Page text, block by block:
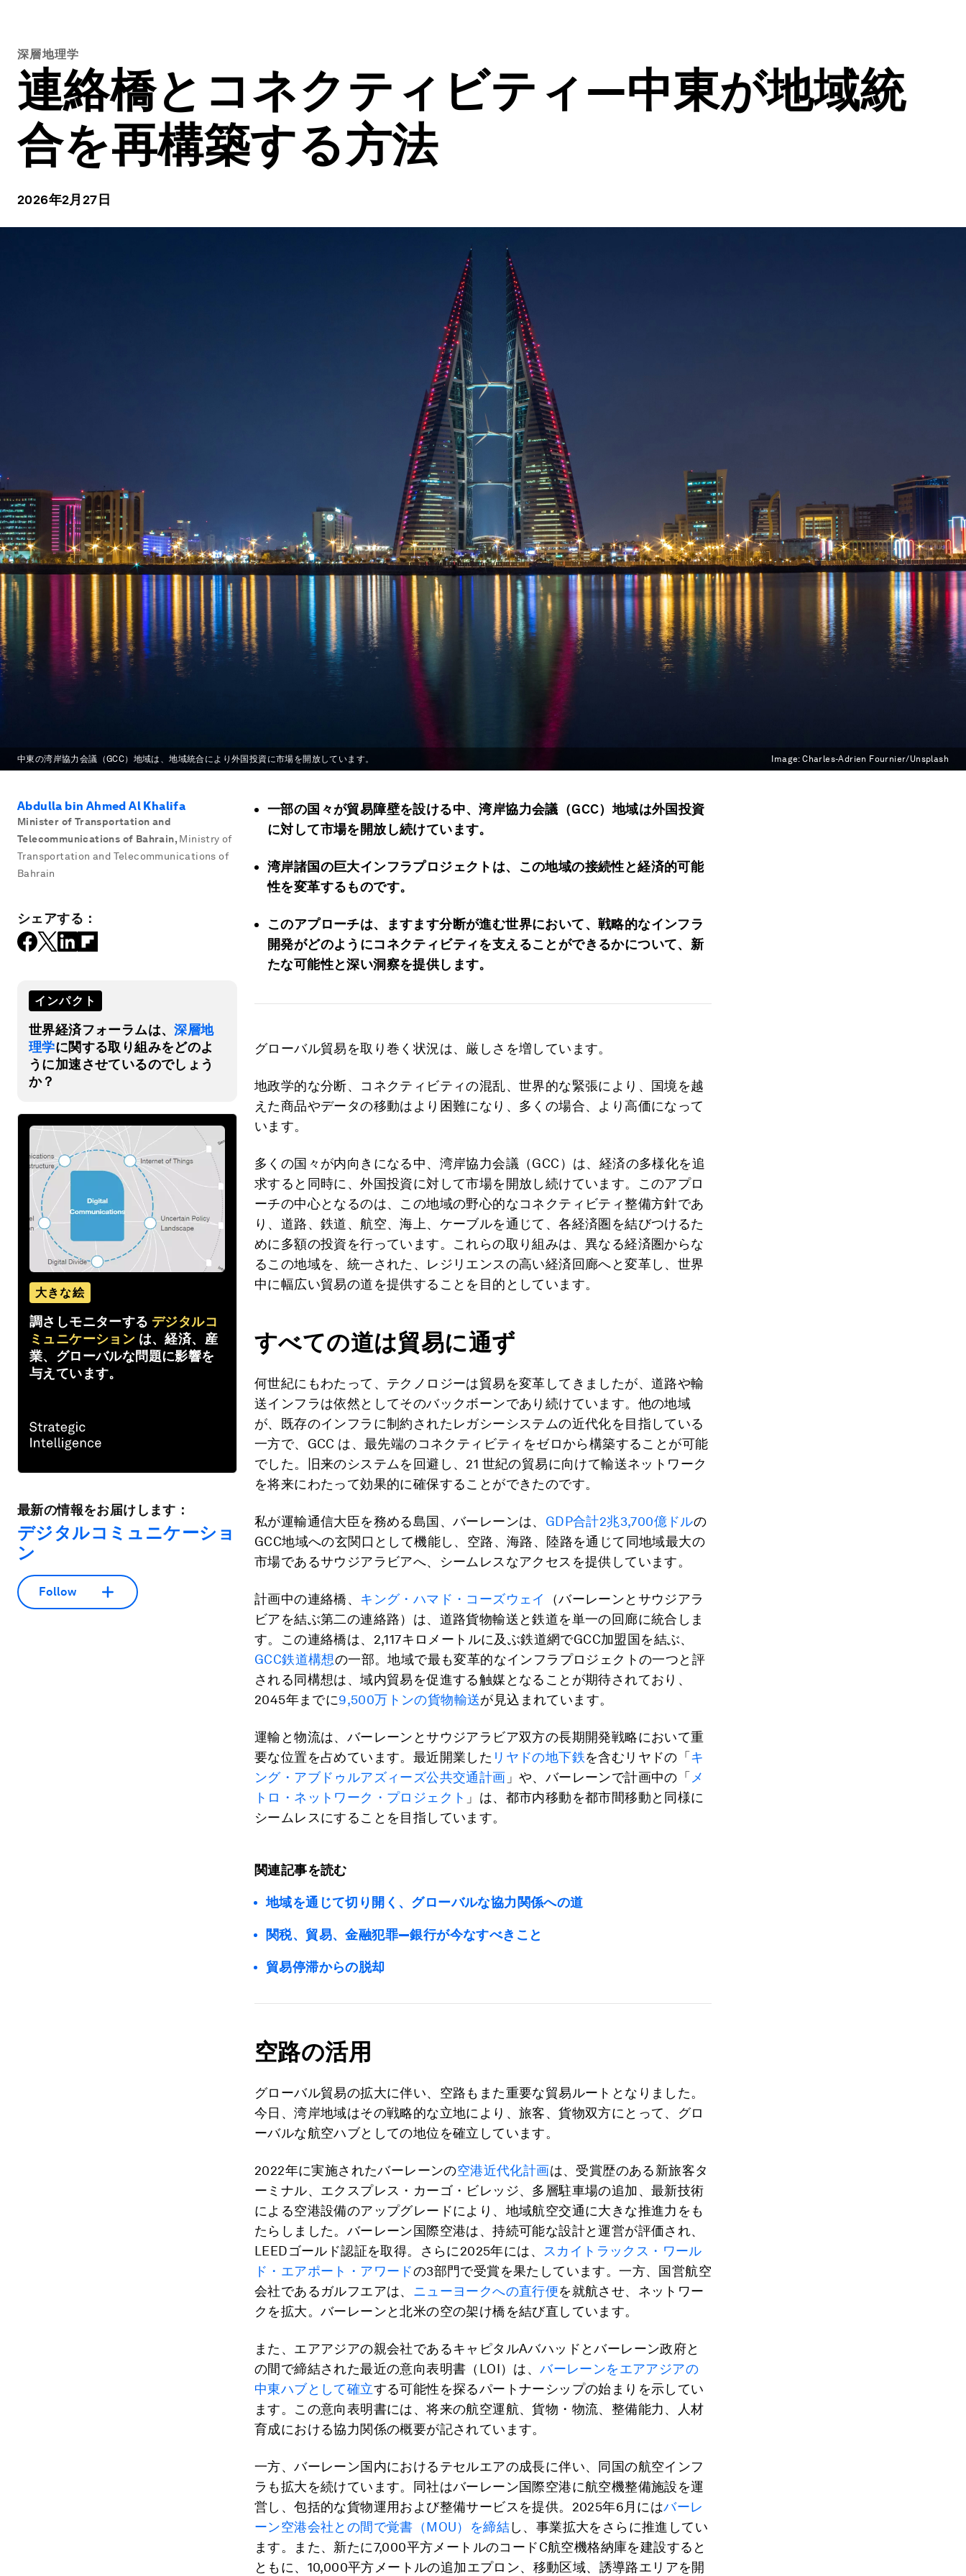
深層地理学
連絡橋とコネクティビティ―中東が地域統
合を再構築する方法
2026年2月27日
中東の湾岸協力会議（GCC）地域は、地域統合により外国投資に市場を開放しています。 Image:Charles-Adrien Fournier/Unsplash
Abdulla bin Ahmed Al Khalifa
Minister of Transportation and
Telecommunications of Bahrain, Ministry of
Transportation and Telecommunications of
Bahrain
シェアする：
インパクト
世界経済フォーラムは、深層地
理学に関する取り組みをどのよ
うに加速させているのでしょう
か？
大きな絵
調さしモニターする デジタルコ
ミュニケーション は、経済、産
業、グローバルな問題に影響を
与えています。
最新の情報をお届けします：
デジタルコミュニケーショ
ン
Follow
一部の国々が貿易障壁を設ける中、湾岸協力会議（GCC）地域は外国投資
に対して市場を開放し続けています。
湾岸諸国の巨大インフラプロジェクトは、この地域の接続性と経済的可能
性を変革するものです。
このアプローチは、ますます分断が進む世界において、戦略的なインフラ
開発がどのようにコネクティビティを支えることができるかについて、新
たな可能性と深い洞察を提供します。
グローバル貿易を取り巻く状況は、厳しさを増しています。
地政学的な分断、コネクティビティの混乱、世界的な緊張により、国境を越
えた商品やデータの移動はより困難になり、多くの場合、より高価になって
います。
多くの国々が内向きになる中、湾岸協力会議（GCC）は、経済の多様化を追
求すると同時に、外国投資に対して市場を開放し続けています。このアプロ
ーチの中心となるのは、この地域の野心的なコネクティビティ整備方針であ
り、道路、鉄道、航空、海上、ケーブルを通じて、各経済圏を結びつけるた
めに多額の投資を行っています。これらの取り組みは、異なる経済圏からな
るこの地域を、統一された、レジリエンスの高い経済回廊へと変革し、世界
中に幅広い貿易の道を提供することを目的としています。
すべての道は貿易に通ず
何世紀にもわたって、テクノロジーは貿易を変革してきましたが、道路や輸
送インフラは依然としてそのバックボーンであり続けています。他の地域
が、既存のインフラに制約されたレガシーシステムの近代化を目指している
一方で、GCC は、最先端のコネクティビティをゼロから構築することが可能
でした。旧来のシステムを回避し、21 世紀の貿易に向けて輸送ネットワーク
を将来にわたって効果的に確保することができたのです。
私が運輸通信大臣を務める島国、バーレーンは、 GDP合計2兆3,700億ドルの
GCC地域への玄関口として機能し、空路、海路、陸路を通じて同地域最大の
市場であるサウジアラビアへ、シームレスなアクセスを提供しています。
計画中の連絡橋、 キング・ハマド・コーズウェイ
（バーレーンとサウジアラ
ビアを結ぶ第二の連絡路）は、道路貨物輸送と鉄道を単一の回廊に統合しま
す。この連絡橋は、2,117キロメートルに及ぶ鉄道網でGCC加盟国を結ぶ、
GCC鉄道構想の一部。地域で最も変革的なインフラプロジェクトの一つと評
される同構想は、域内貿易を促進する触媒となることが期待されており、
2045年までに9,500万トンの貨物輸送が見込まれています。
運輸と物流は、バーレーンとサウジアラビア双方の長期開発戦略において重
要な位置を占めています。最近開業した リヤドの地下鉄を含むリヤドの「 キ
ング・アブドゥルアズィーズ公共交通計画 」や、バーレーンで計画中の「 メ
トロ・ネットワーク・プロジェクト 」は、都市内移動を都市間移動と同様に
シームレスにすることを目指しています。
関連記事を読む
地域を通じて切り開く、グローバルな協力関係への道
関税、貿易、金融犯罪―銀行が今なすべきこと
貿易停滞からの脱却
空路の活用
グローバル貿易の拡大に伴い、空路もまた重要な貿易ルートとなりました。
今日、湾岸地域はその戦略的な立地により、旅客、貨物双方にとって、グロ
ーバルな航空ハブとしての地位を確立しています。
2022年に実施されたバーレーンの空港近代化計画は、受賞歴のある新旅客タ
ーミナル、エクスプレス・カーゴ・ビレッジ、多層駐車場の追加、最新技術
による空港設備のアップグレードにより、地域航空交通に大きな推進力をも
たらしました。バーレーン国際空港は、持続可能な設計と運営が評価され、
LEEDゴールド認証を取得。さらに2025年には、
スカイトラックス・ワール
ド・エアポート・アワードの3部門で受賞を果たしています。一方、国営航空
会社であるガルフエアは、 ニューヨークへの直行便を就航させ、ネットワー
クを拡大。バーレーンと北米の空の架け橋を結び直しています。
また、エアアジアの親会社であるキャピタルAバハッドとバーレーン政府と
の間で締結された最近の意向表明書（LOI）は、バーレーンをエアアジアの
中東ハブとして確立する可能性を探るパートナーシップの始まりを示してい
ます。この意向表明書には、将来の航空運航、貨物・物流、整備能力、人材
育成における協力関係の概要が記されています。
一方、バーレーン国内におけるテセルエアの成長に伴い、同国の航空インフ
ラも拡大を続けています。同社はバーレーン国際空港に航空機整備施設を運
営し、包括的な貨物運用および整備サービスを提供。2025年6月にはバーレ
ーン空港会社との間で覚書（MOU）を締結し、事業拡大をさらに推進してい
ます。また、新たに7,000平方メートルのコードC航空機格納庫を建設すると
ともに、10,000平方メートルの追加エプロン、移動区域、誘導路エリアを開